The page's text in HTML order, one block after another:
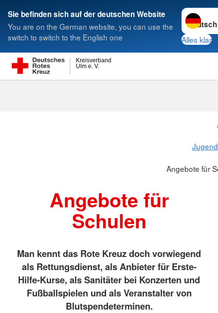
Sie befinden sich auf der deutschen Website
You are on the German website, you can use the
switch to switch to the English one
Sprache
Alles klar
Ulm e. V.
Kreisverband
Suche
Angebote für
Angebote für
Schulen
Man kennt das Rote Kreuz doch vorwiegend
als Rettungs­dienst, als Anbieter für Erste-
Hilfe-Kurse, als Sanitäter bei Konzerten und
Fußballspie­len und als Veranstalter von
Blutspendeterminen.